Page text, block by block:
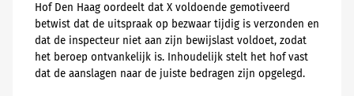
Hof Den Haag oordeelt dat X voldoende gemotiveerd
betwist dat de uitspraak op bezwaar tijdig is verzonden en
dat de inspecteur niet aan zijn bewijslast voldoet, zodat
het beroep ontvankelijk is. Inhoudelijk stelt het hof vast
dat de aanslagen naar de juiste bedragen zijn opgelegd.